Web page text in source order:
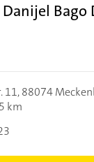
Bago
11,88074
km